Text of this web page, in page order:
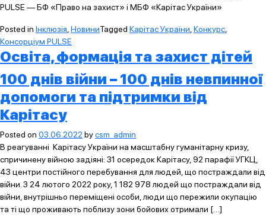
PULSE — БФ «Право на захист» і МБФ «Карітас України»
Posted in Інклюзія НовиниTagged Карітас України Конкурс
Консорціум PULSE
Освіта, формація та захист дітей
100 днів війни – 100 днів невпинної
допомоги та підтримки від
Карітасу
Posted on 03.06.2022 bycsm_admin
В реагуванні Карітасу України на масштабну гуманітарну кризу,
спричинену війною задіяні: 31 осередок Карітасу, 92 парафії УГКЦ,
43 центри постійного перебування для людей, що постраждали від
війни. З 24 лютого 2022 року, 1 182 978 людей що постраждали від
війни, внутрішньо переміщені особи, люди що пережили окупацію
та ті що проживають поблизу зони бойових отримали […]